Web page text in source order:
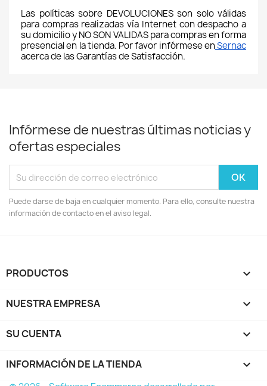
Las políticas sobre DEVOLUCIONES son solo válidas
para compras realizadas vía Internet con despacho a
su domicilio y NO SON VALIDAS para compras en forma
presencial en la tienda. Por favor infórmese en Sernac
acerca de las Garantías de Satisfacción.
Infórmese de nuestras últimas noticias y
ofertas especiales
Puede darse de baja en cualquier momento. Para ello, consulte nuestra
información de contacto en el aviso legal.
PRODUCTOS 
NUESTRA EMPRESA 
SU CUENTA 
INFORMACIÓN DE LA TIENDA keyboard_arrow_down